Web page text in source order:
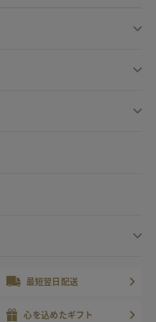
最短翌日配送
心を込めたギフト